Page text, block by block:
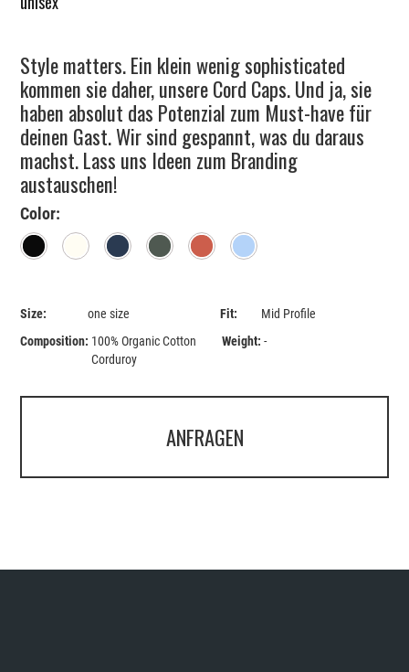
Style matters. Ein klein wenig sophisticated
kommen sie daher, unsere Cord Caps. Und ja, sie
haben absolut das Potenzial zum Must-have für
deinen Gast. Wir sind gespannt, was du daraus
machst. Lass uns Ideen zum Branding
austauschen!
Color:
Size: one size Fit:
Mid Profile
Composition: 100% Organic Cotton
Corduroy
Weight: -
ANFRAGEN